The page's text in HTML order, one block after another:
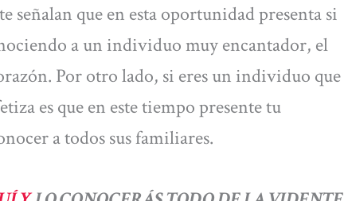
te señalan que en esta oportunidad presenta si
a un individuo muy encantador, el
Por otro lado, si eres un individuo que
es que en este tiempo presente tu
a todos sus familiares.